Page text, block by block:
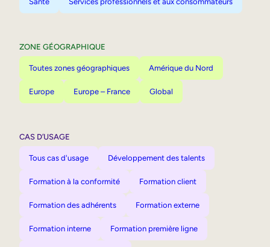
ZONE GÉOGRAPHIQUE
Toutes zones géographiques Amérique du Nord
Europe Europe – France Global
CAS D’USAGE
Tous cas d'usage Développement des talents
Formation à la conformité Formation client
Formation des adhérents Formation externe
Formation interne Formation première ligne